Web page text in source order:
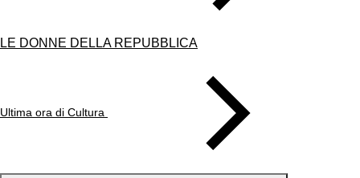
LE DONNE DELLA REPUBBLICA
Ultima ora di Cultura